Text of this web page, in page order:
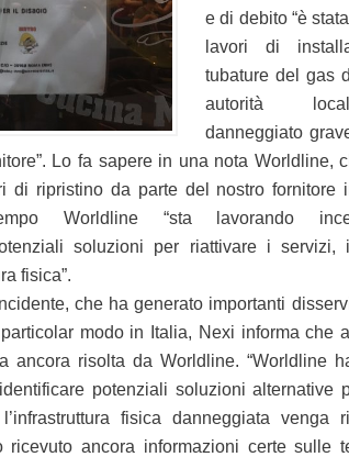
e di debito “è
lavori di
tubature del gas
autorità
danneggiato
Lo fa sapere in una nota Worldline,
di ripristino da parte del nostro fornitore
Worldline “sta lavorando
soluzioni per riattivare i servizi,
fisica”.
che ha generato importanti
modo in Italia, Nexi informa che
ancora risolta da Worldline. “Worldline
potenziali soluzioni alternative
fisica danneggiata venga
ricevuto ancora informazioni certe sulle